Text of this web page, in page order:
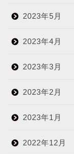
2023年5月
2023年4月
2023年3月
2023年2月
2023年1月
2022年12月